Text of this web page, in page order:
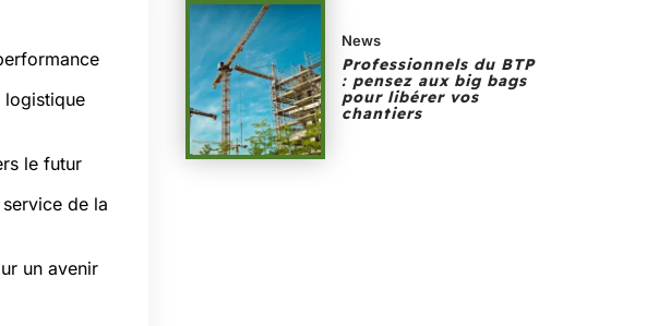
logistique
le futur
de la
un avenir
News
Professionnels du BTP
: pensez aux big bags
pour libérer vos
chantiers